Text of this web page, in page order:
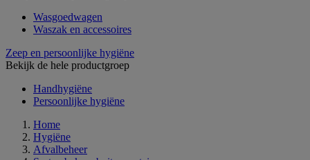
Wasgoedwagen
Waszak en accessoires
Zeep en persoonlijke hygiëne
Bekijk de hele productgroep
Handhygiëne
Persoonlijke hygiëne
Home
Hygiëne
Afvalbeheer